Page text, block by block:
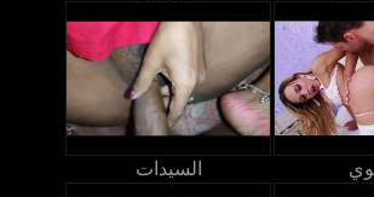
السيدات